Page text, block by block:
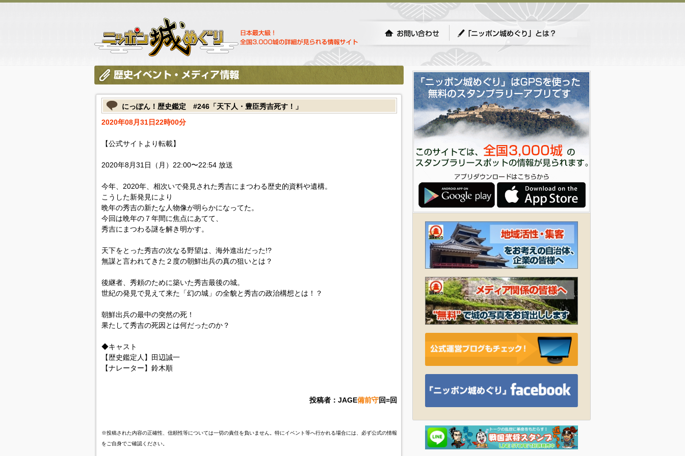
にっぽん！歴史鑑定 #246「天下人・豊臣秀吉死す！」
2020年08月31日22時00分
【公式サイトより転載】
2020年8月31日（月）22:00〜22:54 放送
今年、2020年、相次いで発見された秀吉にまつわる歴史的資料や遺構。
こうした新発見により
晩年の秀吉の新たな人物像が明らかになってた。
今回は晩年の７年間に焦点にあてて、
秀吉にまつわる謎を解き明かす。
天下をとった秀吉の次なる野望は、海外進出だった!?
無謀と言われてきた２度の朝鮮出兵の真の狙いとは？
後継者、秀頼のために築いた秀吉最後の城。
世紀の発見で見えて来た「幻の城」の全貌と秀吉の政治構想とは！？
朝鮮出兵の最中の突然の死！
果たして秀吉の死因とは何だったのか？
◆キャスト
【歴史鑑定人】田辺誠一
【ナレーター】鈴木順
投稿者：JAGE備前守回=回
※投稿された内容の正確性、信頼性等については一切の責任を負いません。特にイベント等へ行かれる場合には、必ず公式の情報
をご自身でご確認ください。